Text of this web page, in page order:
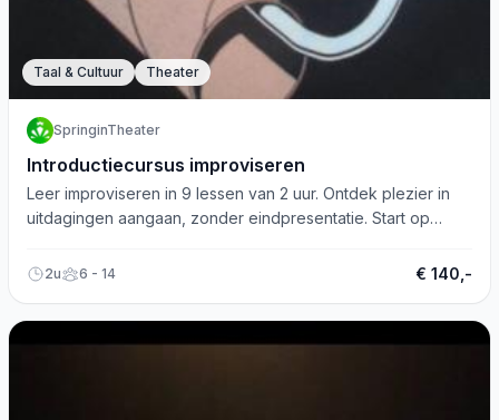
Taal & Cultuur Theater
SpringinTheater
Introductiecursus improviseren
Leer improviseren in 9 lessen van 2 uur. Ontdek plezier in
uitdagingen aangaan, zonder eindpresentatie. Start op
2u 6 - 14 € 140,-